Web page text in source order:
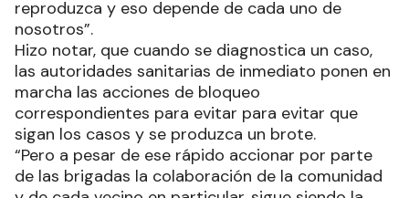
reproduzca y eso depende de cada uno de
nosotros”.
Hizo notar, que cuando se diagnostica un caso,
las autoridades sanitarias de inmediato ponen en
marcha las acciones de bloqueo
correspondientes para evitar para evitar que
sigan los casos y se produzca un brote.
“Pero a pesar de ese rápido accionar por parte
de las brigadas la colaboración de la comunidad